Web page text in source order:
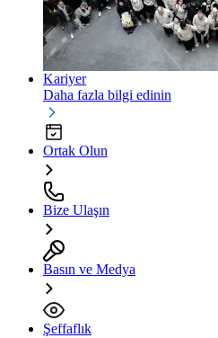
Kariyer
Daha fazla bilgi edinin
Ortak Olun
Bize Ulaşın
Basın ve Medya
Şeffaflık